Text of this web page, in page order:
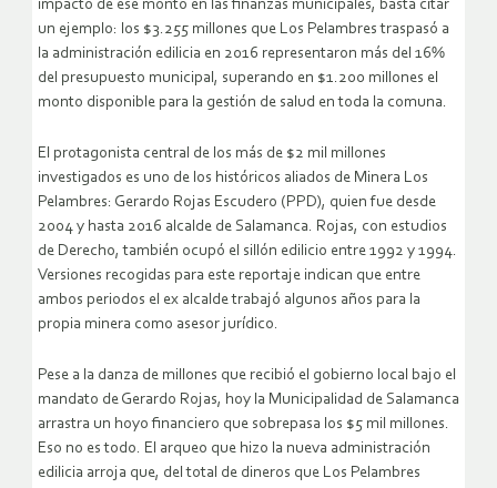
impacto de ese monto en las finanzas municipales, basta citar
un ejemplo: los $3.255 millones que Los Pelambres traspasó a
la administración edilicia en 2016 representaron más del 16%
del presupuesto municipal, superando en $1.200 millones el
monto disponible para la gestión de salud en toda la comuna.
El protagonista central de los más de $2 mil millones
investigados es uno de los históricos aliados de Minera Los
Pelambres: Gerardo Rojas Escudero (PPD), quien fue desde
2004 y hasta 2016 alcalde de Salamanca. Rojas, con estudios
de Derecho, también ocupó el sillón edilicio entre 1992 y 1994.
Versiones recogidas para este reportaje indican que entre
ambos periodos el ex alcalde trabajó algunos años para la
propia minera como asesor jurídico.
Pese a la danza de millones que recibió el gobierno local bajo el
mandato de Gerardo Rojas, hoy la Municipalidad de Salamanca
arrastra un hoyo financiero que sobrepasa los $5 mil millones.
Eso no es todo. El arqueo que hizo la nueva administración
edilicia arroja que, del total de dineros que Los Pelambres